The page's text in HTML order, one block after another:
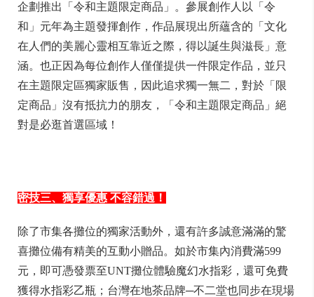
企劃推出「令和主題限定商品」。參展創作人以「令
和」元年為主題發揮創作，作品展現出所蘊含的「文化
在人們的美麗心靈相互靠近之際，得以誕生與滋長」意
涵。也正因為每位創作人僅僅提供一件限定作品，並只
在主題限定區獨家販售，因此追求獨一無二，對於「限
定商品」沒有抵抗力的朋友，「令和主題限定商品」絕
對是必逛首選區域！
密技三、獨享優惠 不容錯過！
除了市集各攤位的獨家活動外，還有許多誠意滿滿的驚
喜攤位備有精美的互動小贈品。如於市集內消費滿599
元，即可憑發票至UNT攤位體驗魔幻水指彩，還可免費
獲得水指彩乙瓶；台灣在地茶品牌─不二堂也同步在現場